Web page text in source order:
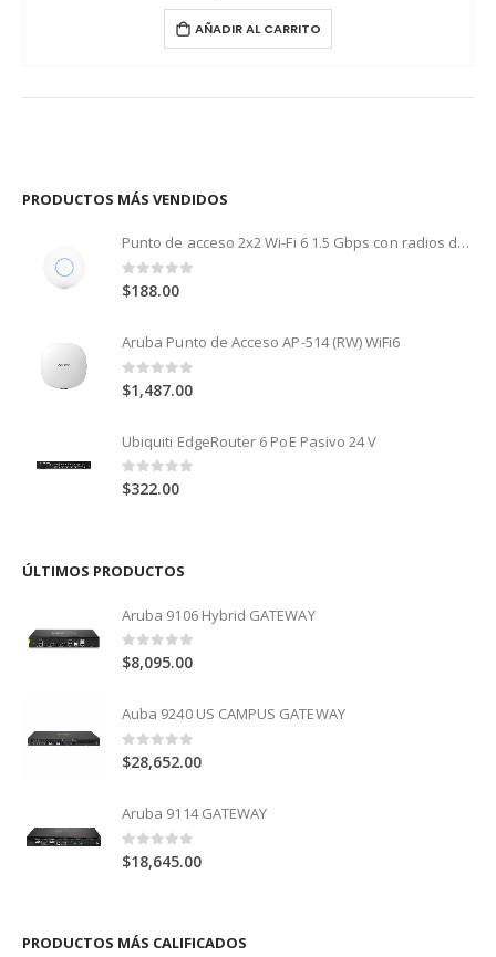
AÑADIR AL CARRITO
PRODUCTOS MÁS VENDIDOS
Punto de acceso 2x2 Wi-Fi 6 1.5 Gbps con radios de 5 GHz (MU-MIMO y OFDMA) y 2.4 GHz (MIMO)
0out of 5
$188.00
Aruba Punto de Acceso AP-514 (RW) WiFi6
0 out of 5
$1,487.00
Ubiquiti EdgeRouter 6 PoE Pasivo 24 V
0out of 5
$322.00
ÚLTIMOS PRODUCTOS
Aruba 9106 Hybrid GATEWAY
0out of 5
$8,095.00
Auba 9240 US CAMPUS GATEWAY
0out of 5
$28,652.00
Aruba 9114 GATEWAY
0 out of 5
$18,645.00
PRODUCTOS MÁS CALIFICADOS